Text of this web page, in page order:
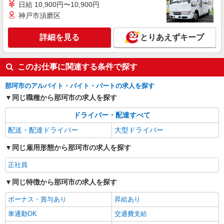
日給 10,900円〜10,900円
神戸市須磨区
詳細を見る とりあえずキープ
このお仕事に関連する条件で探す
那珂市のアルバイト・バイト・パートの求人を探す
同じ職種から那珂市の求人を探す
ドライバー・配達すべて
配送・配達ドライバー
大型ドライバー
同じ雇用形態から那珂市の求人を探す
正社員
同じ特徴から那珂市の求人を探す
ボーナス・賞与あり
昇給あり
車通勤OK
交通費支給